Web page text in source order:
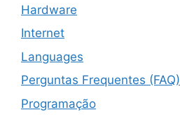
Hardware
Internet
Languages
Perguntas Frequentes (FAQ)
Programação